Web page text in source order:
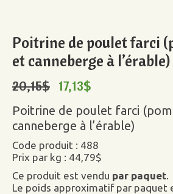
Poitrine de poulet farci
et canneberge à l’érable)
20,15$ 17,13$
Poitrine de poulet farci
canneberge à l’érable)
Code produit : 488
Prix par kg : 44,79$
Ce produit est vendu par paquet.
Le poids approximatif par paquet